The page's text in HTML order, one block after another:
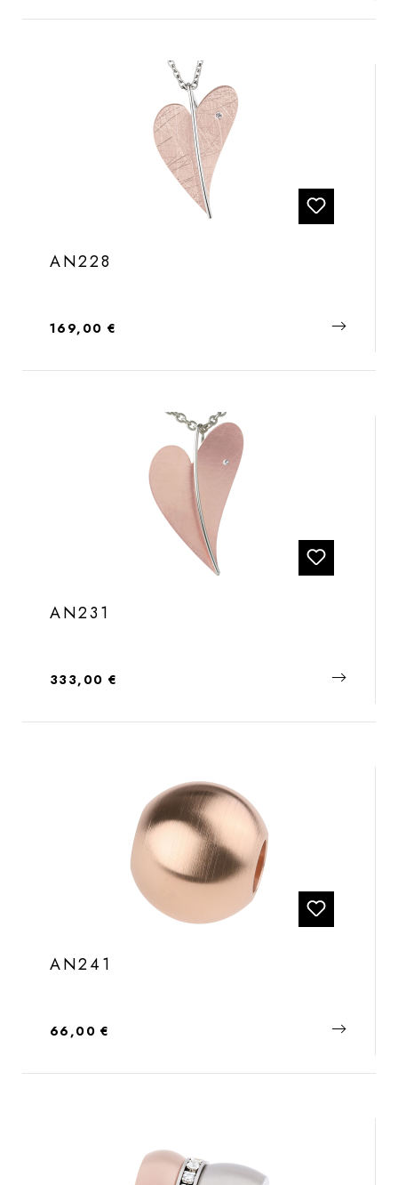
AN228
Regulärer Preis:
169,00 €
AN231
Regulärer Preis:
333,00 €
AN241
Regulärer Preis:
66,00 €